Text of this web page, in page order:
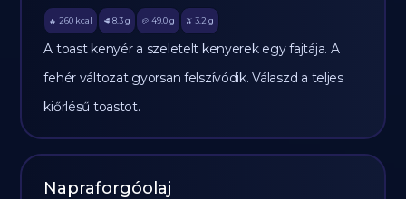
🔥 260 kcal 🥩 8.3 g 🥔 49.0g 🫒 3.2 g
A toast kenyér a szeletelt kenyerek egy fajtája. A
fehér változat gyorsan felszívódik. Válaszd a teljes
kiőrlésű toastot.
Napraforgóolaj